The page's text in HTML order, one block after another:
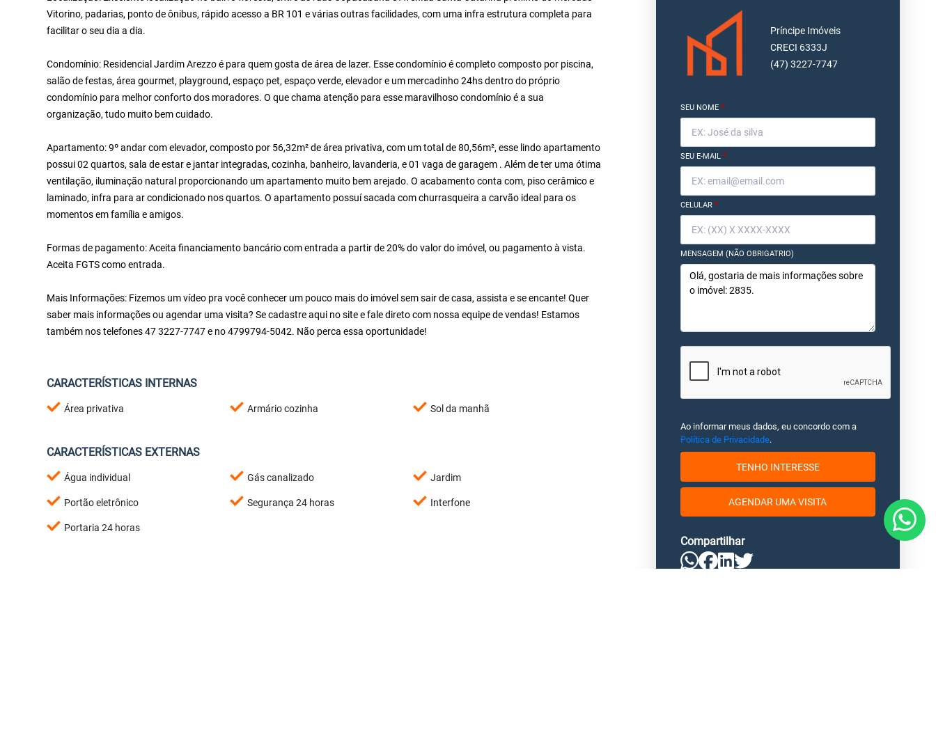
Vitorino, padarias, ponto de ônibus, rápido acesso a BR 101 e várias outras facilidades, com uma infra estrutura completa para
facilitar o seu dia a dia.
Condomínio: Residencial Jardim Arezzo é para quem gosta de área de lazer. Esse condomínio é completo composto por piscina,
salão de festas, área gourmet, playground, espaço pet, espaço verde, elevador e um mercadinho 24hs dentro do próprio
condomínio para melhor conforto dos moradores. O que chama atenção para esse maravilhoso condomínio é a sua
organização, tudo muito bem cuidado.
Apartamento: 9º andar com elevador, composto por 56,32m² de área privativa, com um total de 80,56m², esse lindo apartamento
possui 02 quartos, sala de estar e jantar integradas, cozinha, banheiro, lavanderia, e 01 vaga de garagem . Além de ter uma ótima
ventilação, iluminação natural proporcionando um apartamento muito bem arejado. O acabamento conta com, piso cerâmico e
laminado, infra para ar condicionado nos quartos. O apartamento possuí sacada com churrasqueira a carvão ideal para os
momentos em família e amigos.
Formas de pagamento: Aceita financiamento bancário com entrada a partir de 20% do valor do imóvel, ou pagamento à vista.
Aceita FGTS como entrada.
Mais Informações: Fizemos um vídeo pra você conhecer um pouco mais do imóvel sem sair de casa, assista e se encante! Quer
saber mais informações ou agendar uma visita? Se cadastre aqui no site e fale direto com nossa equipe de vendas! Estamos
também nos telefones 47 3227-7747 e no 4799794-5042. Não perca essa oportunidade!
CARACTERÍSTICAS INTERNAS
Área privativa Armário cozinha Sol da manhã
CARACTERÍSTICAS EXTERNAS
Água individual Gás canalizado Jardim
Portão eletrônico Segurança 24 horas Interfone
Portaria 24 horas
Príncipe Imóveis
CRECI 6333J
(47) 3227-7747
SEU NOME *
SEU E-MAIL *
CELULAR *
MENSAGEM (NÃO OBRIGATRIO)
Ao informar meus dados, eu concordo com a
Política de Privacidade.
TENHO INTERESSE
AGENDAR UMA VISITA
Compartilhar